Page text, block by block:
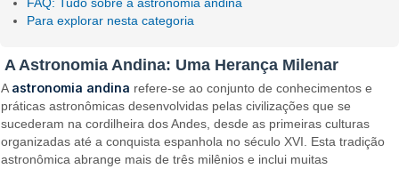
FAQ: Tudo sobre a astronomia andina
Para explorar nesta categoria
A Astronomia Andina: Uma Herança Milenar
A astronomia andina refere-se ao conjunto de conhecimentos e
práticas astronômicas desenvolvidas pelas civilizações que se
sucederam na cordilheira dos Andes, desde as primeiras culturas
organizadas até a conquista espanhola no século XVI. Esta tradição
astronômica abrange mais de três milênios e inclui muitas